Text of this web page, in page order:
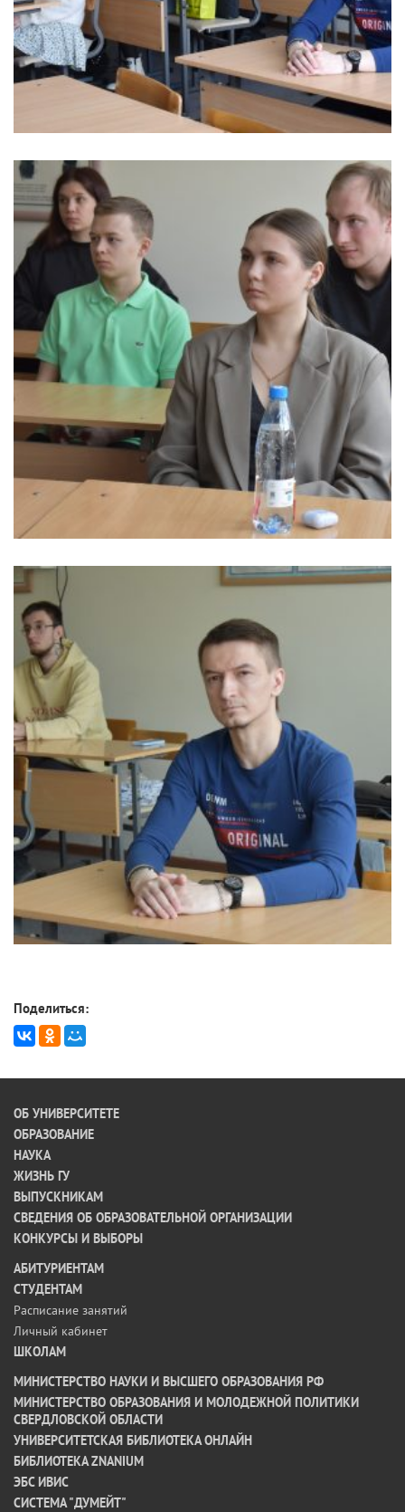
Поделиться:
ОБ УНИВЕРСИТЕТЕ
ОБРАЗОВАНИЕ
НАУКА
ЖИЗНЬ ГУ
ВЫПУСКНИКАМ
СВЕДЕНИЯ ОБ ОБРАЗОВАТЕЛЬНОЙ ОРГАНИЗАЦИИ
КОНКУРСЫ И ВЫБОРЫ
АБИТУРИЕНТАМ
СТУДЕНТАМ
Расписание занятий
Личный кабинет
ШКОЛАМ
МИНИСТЕРСТВО НАУКИ И ВЫСШЕГО ОБРАЗОВАНИЯ РФ
МИНИСТЕРСТВО ОБРАЗОВАНИЯ И МОЛОДЕЖНОЙ ПОЛИТИКИ
СВЕРДЛОВСКОЙ ОБЛАСТИ
УНИВЕРСИТЕТСКАЯ БИБЛИОТЕКА ОНЛАЙН
БИБЛИОТЕКА ZNANIUM
ЭБС ИВИС
СИСТЕМА "ДУМЕЙТ"